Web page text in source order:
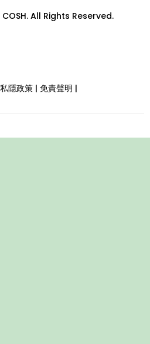
All Rights Reserved.
私隱政策 | 免責聲明 |